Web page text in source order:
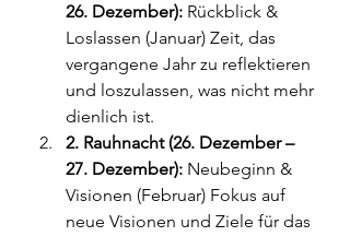
26. Dezember): Rückblick &
Loslassen (Januar) Zeit, das
vergangene Jahr zu reflektieren
und loszulassen, was nicht mehr
dienlich ist.
2. Rauhnacht (26. Dezember –
27. Dezember): Neubeginn &
Visionen (Februar) Fokus auf
neue Visionen und Ziele für das